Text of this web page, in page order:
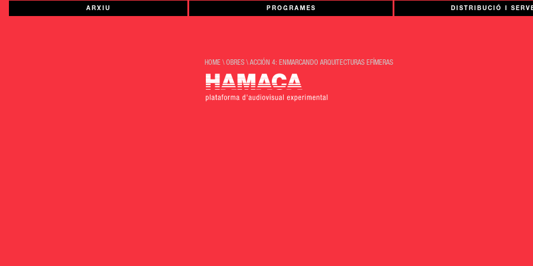
ARXIU PROGRAMES DISTRIBUCIÓ I
HOME\OBRES\ACCIÓN 4: ENMARCANDO ARQUITECTURAS EFÍMERAS